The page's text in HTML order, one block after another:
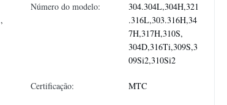
Número do modelo:
304.304L,304H,321
.316L,303.316H,34
7H,317H,310S,
304D,316Ti,309S,3
09Si2,310Si2
Certificação: MTC